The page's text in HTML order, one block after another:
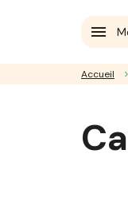
Accueil